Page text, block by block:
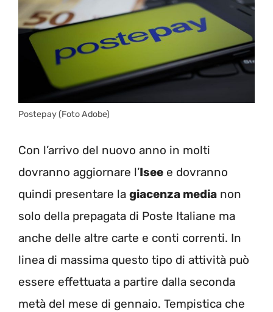
Postepay (Foto Adobe)
Con l’arrivo del nuovo anno in molti
dovranno aggiornare l’Isee e dovranno
quindi presentare la giacenza media non
solo della prepagata di Poste Italiane ma
anche delle altre carte e conti correnti. In
linea di massima questo tipo di attività può
essere effettuata a partire dalla seconda
metà del mese di gennaio. Tempistica che